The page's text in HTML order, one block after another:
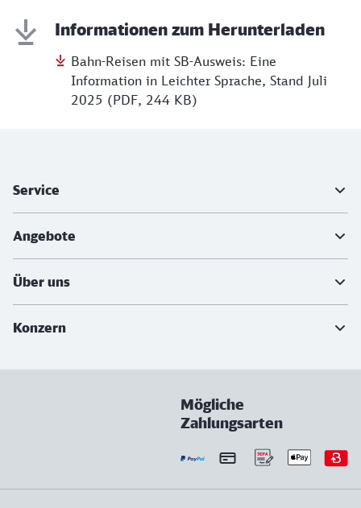
Informationen zum Herunterladen
Bahn-Reisen mit SB-Ausweis: Eine
Information in Leichter Sprache, Stand Juli
2025 (PDF, 244 KB)
Service
Angebote
Über uns
Konzern
Mögliche
Zahlungsarten